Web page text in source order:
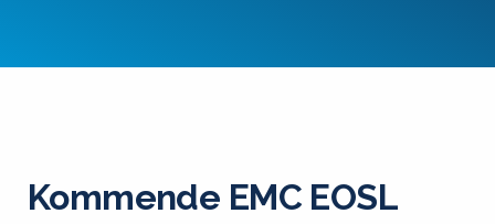
Kommende EMC EOSL